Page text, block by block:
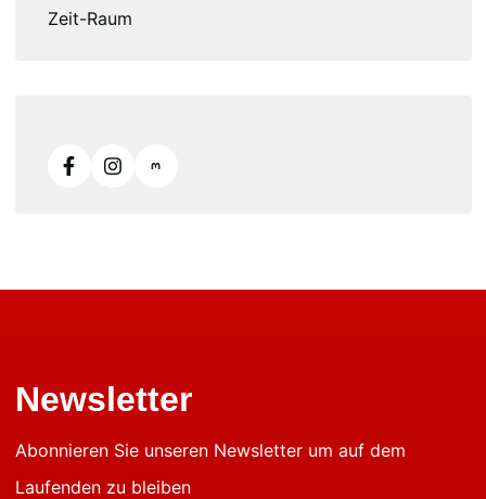
Zeit-Raum
Newsletter
Abonnieren Sie unseren Newsletter um auf dem
Laufenden zu bleiben